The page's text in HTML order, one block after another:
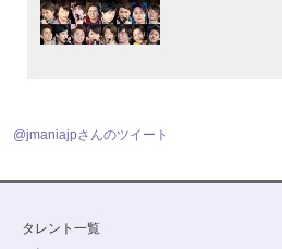
@jmaniajpさんのツイート
タレント一覧